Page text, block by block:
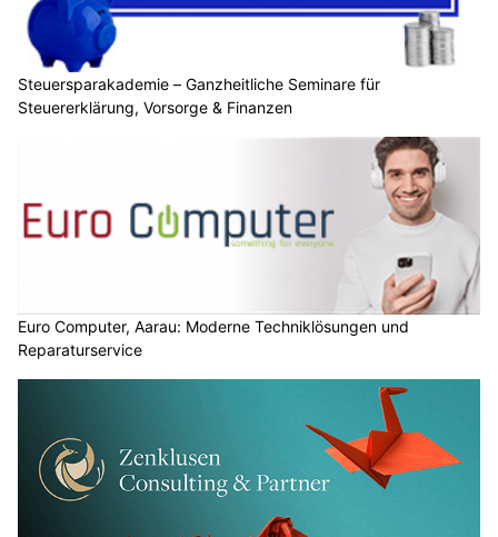
zählt zu den bedeutenden digitalen
Fach- und Publikumsverlagen der Schweiz und entwickelt
sein Medienangebot kontinuierlich weiter. Heute umfasst
das Portfolio mehr als 175 digitale Fach- und
Publikumsmagazine (Stand: August 2026), die ein breites
Dazu gehören unter anderem Sicherheit, Prävention, Familie,
Sport, Tourismus, Mobilität, Wirtschaft, Gesundheit, Bauen,
Digitalisierung sowie zahlreiche weitere Fach- und